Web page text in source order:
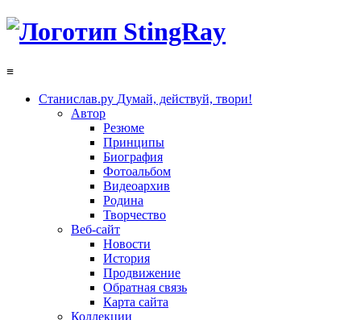
≡
Станислав.ру Думай, действуй, твори!
Автор
Резюме
Принципы
Биография
Фотоальбом
Видеоархив
Родина
Творчество
Веб-сайт
Новости
История
Продвижение
Обратная связь
Карта сайта
Коллекции